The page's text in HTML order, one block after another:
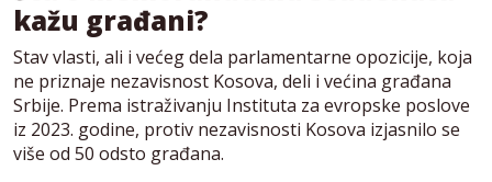
kažu građani?
Stav vlasti, ali i većeg dela parlamentarne opozicije, koja
ne priznaje nezavisnost Kosova, deli i većina građana
Srbije. Prema istraživanju Instituta za evropske poslove
iz 2023. godine, protiv nezavisnosti Kosova izjasnilo se
više od 50 odsto građana.